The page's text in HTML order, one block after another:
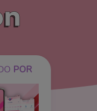
POR